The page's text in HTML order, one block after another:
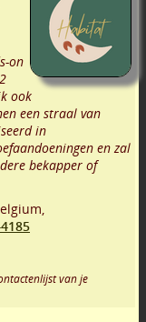
on
ook
een straal van
in
en zal
bekapper of
van je